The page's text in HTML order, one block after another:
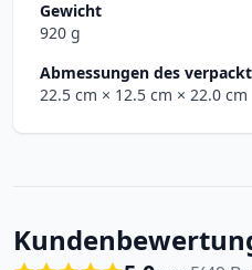
Gewicht
920 g
Abmessungen des
22.5 cm × 12.5 cm × 22.0 cm